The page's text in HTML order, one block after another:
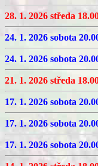
28. 1. 2026 středa
24. 1. 2026 sobota
24. 1. 2026 sobota
21. 1. 2026 středa
17. 1. 2026 sobota
17. 1. 2026 sobota
17. 1. 2026 sobota